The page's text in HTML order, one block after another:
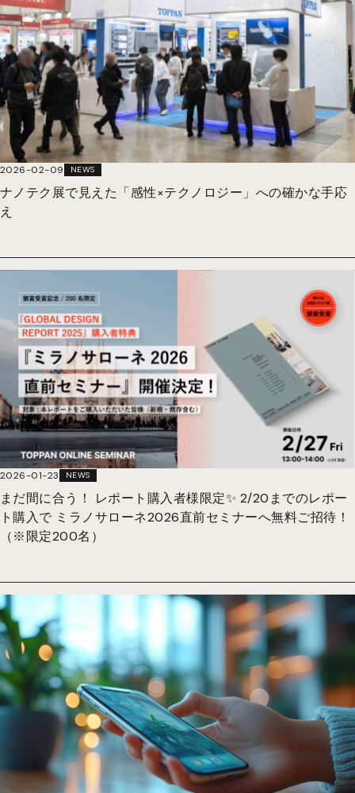
2026-02-09 NEWS
ナノテク展で見えた「感性×テクノロジー」への確かな手応
え
2026-01-23 NEWS
まだ間に合う！ レポート購入者様限定✨ 2/20までのレポー
ト購入で ミラノサローネ2026直前セミナーへ無料ご招待！
（※限定200名）